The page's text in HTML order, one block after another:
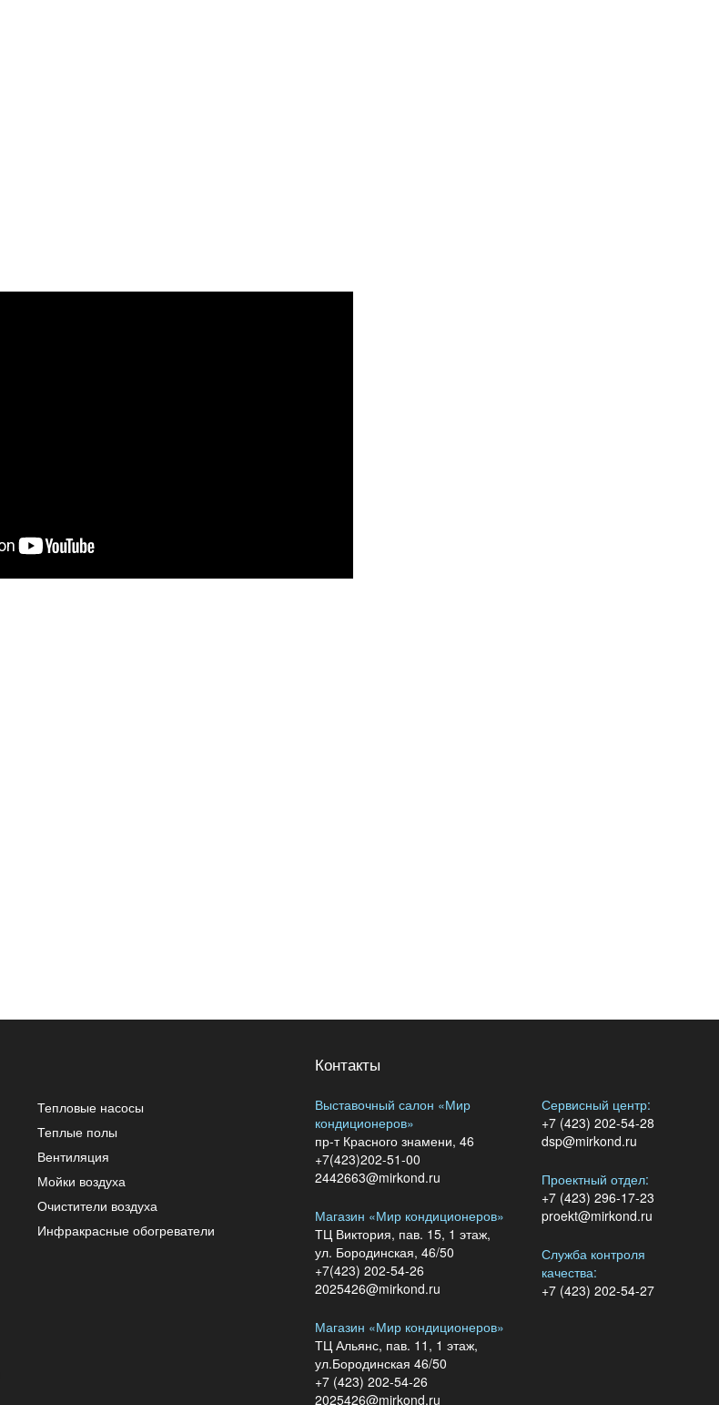
Тепловые насосы
Теплые полы
Вентиляция
Мойки воздуха
Очистители воздуха
Инфракрасные обогреватели
Контакты
Выставочный салон «Мир
кондиционеров»
пр-т Красного знамени, 46
+7(423)202-51-00
2442663@mirkond.ru
Магазин «Мир кондиционеров»
ТЦ Виктория, пав. 15, 1 этаж,
ул. Бородинская, 46/50
+7(423) 202-54-26
2025426@mirkond.ru
Магазин «Мир кондиционеров»
ТЦ Альянс, пав. 11, 1 этаж,
ул.Бородинская 46/50
+7 (423) 202-54-26
2025426@mirkond.ru
Сервисный центр:
+7 (423) 202-54-28
dsp@mirkond.ru
Проектный отдел:
+7 (423) 296-17-23
proekt@mirkond.ru
Служба контроля
качества:
+7 (423) 202-54-27